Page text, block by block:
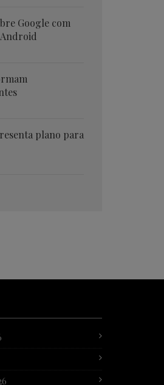
Google com
plano para